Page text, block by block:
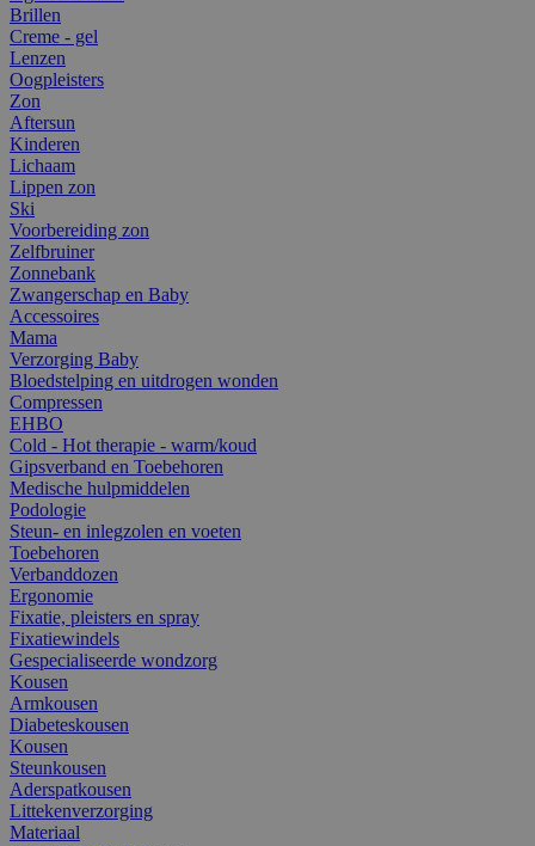
Brillen
Creme - gel
Lenzen
Oogpleisters
Zon
Aftersun
Kinderen
Lichaam
Lippen zon
Ski
Voorbereiding zon
Zelfbruiner
Zonnebank
Zwangerschap en Baby
Accessoires
Mama
Verzorging Baby
Bloedstelping en uitdrogen wonden
Compressen
EHBO
Cold - Hot therapie - warm/koud
Gipsverband en Toebehoren
Medische hulpmiddelen
Podologie
Steun- en inlegzolen en voeten
Toebehoren
Verbanddozen
Ergonomie
Fixatie, pleisters en spray
Fixatiewindels
Gespecialiseerde wondzorg
Kousen
Armkousen
Diabeteskousen
Kousen
Steunkousen
Aderspatkousen
Littekenverzorging
Materiaal